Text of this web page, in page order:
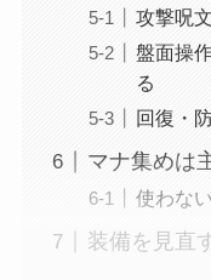
攻撃呪
盤面操
る
回復・
マナ集めは
使わな
装備を見直